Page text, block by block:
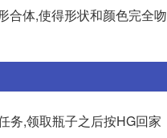
合体,使得形状和颜色完全吻
务,领取瓶子之后按HG回家